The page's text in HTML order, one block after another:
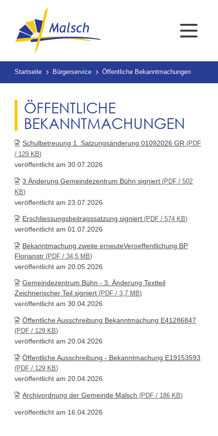
Startseite Bürgerservice Öffentliche Bekanntmachungen
ÖFFENTLICHE
BEKANNTMACHUNGEN
Schulbetreuung 1. Satzungsänderung 01092026 GR (PDF
/ 129 KB)
veröffentlicht am 30.07.2026
3 Änderung Gemeindezentrum Bühn signiert (PDF / 502
KB)
veröffentlicht am 23.07.2026
Erschliessungsbeitragssatzung signiert (PDF / 574 KB)
veröffentlicht am 01.07.2026
Bekanntmachung zweite erneuteVeroeffentlichung BP
Florianstr (PDF / 34,5 MB)
veröffentlicht am 20.05.2026
Gemeindezentrum Bühn - 3. Änderung Textteil
Zeichnerischer Teil signiert (PDF / 3,7 MB)
veröffentlicht am 30.04.2026
Öffentliche Ausschreibung Bekanntmachung E41286847
(PDF / 129 KB)
veröffentlicht am 20.04.2026
Öffentliche Ausschreibung - Bekanntmachung E19153593
(PDF / 129 KB)
veröffentlicht am 20.04.2026
Archivordnung der Gemeinde Malsch (PDF / 186 KB)
veröffentlicht am 16.04.2026